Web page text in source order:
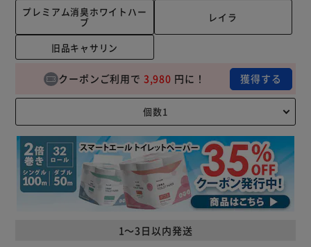
プレミアム消臭ホワイトハー
ブ レイラ
旧品キャサリン
1～3日以内発送
クーポンご利用で 3,980 円に！ 獲得する